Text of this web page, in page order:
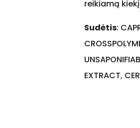
reikiamą
Sudėtis:
EXTRACT,